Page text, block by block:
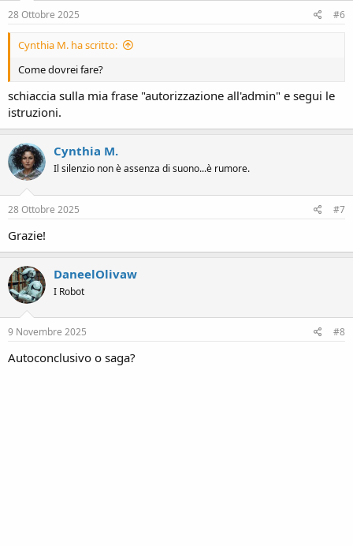
28 Ottobre 2025 #6
Cynthia M. ha scritto:
Come dovrei fare?
schiaccia sulla mia frase "autorizzazione all'admin" e segui le
istruzioni.
Cynthia M.
Il silenzio non è assenza di suono...è rumore.
28 Ottobre 2025 #7
Grazie!
DaneelOlivaw
I Robot
9 Novembre 2025 #8
Autoconclusivo o saga?